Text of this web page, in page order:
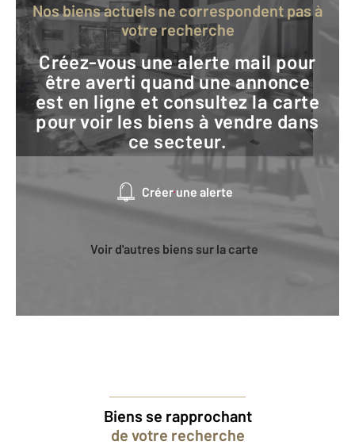
Nos biens actuels ne correspondent pas à
votre recherche
Créez-vous une alerte mail pour
être averti quand une annonce
est en ligne et consultez la carte
pour voir les biens à vendre dans
ce secteur.
Créer une alerte
Voir d'autres biens sur la carte
Biens se rapprochant
de votre recherche